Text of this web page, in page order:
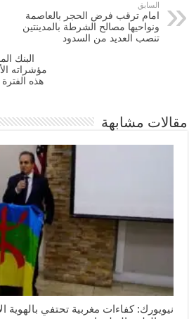
السابق
امام ترقب فرض الحجر بالعاصمة
ونواحيها مصالح الشرطة بالمدينتين
تنصب العديد من السدود
البنك
مؤشراته
هذه
مقالات مشابهة
نيويورك: كفاءات مغربية تحتفي بالهوية